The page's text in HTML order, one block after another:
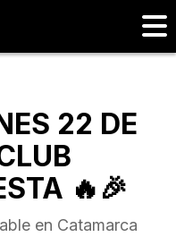
22 DE
🔥🎉
en Catamarca